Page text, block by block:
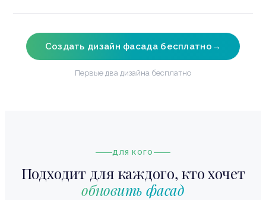
Создать дизайн фасада бесплатно →
Первые два дизайна бесплатно
ДЛЯ КОГО
Подходит для каждого, кто хочет
обновить фасад